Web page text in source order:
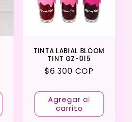
TINTA LABIAL BLOOM
TINT GZ-015
Precio
$6.300 COP
Agregar al
carrito